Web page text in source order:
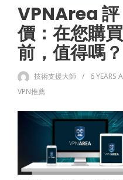
VPNArea 評
價：在您購
前，值得嗎？
技術支援大師 6 YEARS
VPN推薦